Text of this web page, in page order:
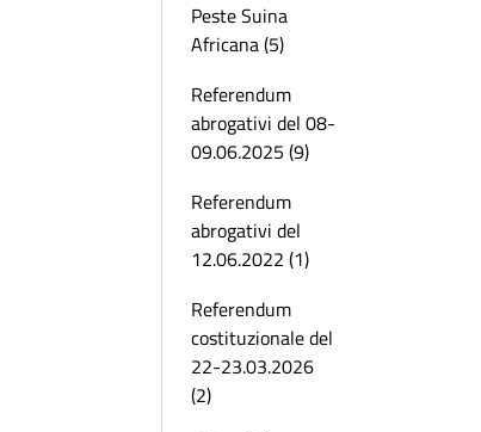
Peste Suina
Africana (5)
Referendum
abrogativi del 08-
09.06.2025 (9)
Referendum
abrogativi del
12.06.2022 (1)
Referendum
costituzionale del
22-23.03.2026
(2)